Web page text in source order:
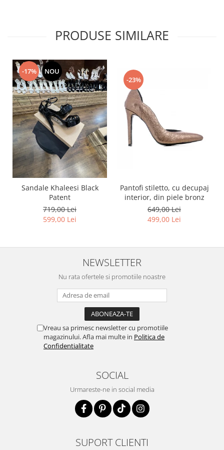
PRODUSE SIMILARE
-17% NOU
Sandale Khaleesi Black
Patent
719,00 Lei
599,00 Lei
-23%
Pantofi stiletto, cu decupaj
interior, din piele bronz
649,00 Lei
499,00 Lei
NEWSLETTER
Nu rata ofertele si promotiile noastre
Vreau sa primesc newsletter cu promotiile
magazinului. Afla mai multe in Politica de
Confidentialitate
SOCIAL
Urmareste-ne in social media
SUPORT CLIENTI